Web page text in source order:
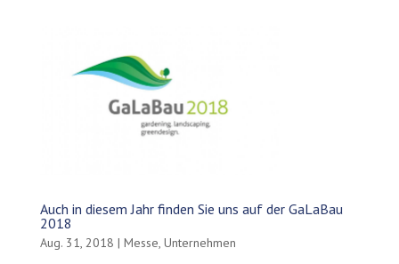
Auch in diesem Jahr finden Sie uns auf der GaLaBau
2018
Aug. 31, 2018 | Messe, Unternehmen